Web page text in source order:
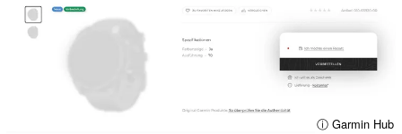
ⓘ Garmin Hub